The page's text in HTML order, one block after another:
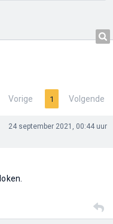
Vorige 1 Volgende
24 september 2021, 00:44 uur